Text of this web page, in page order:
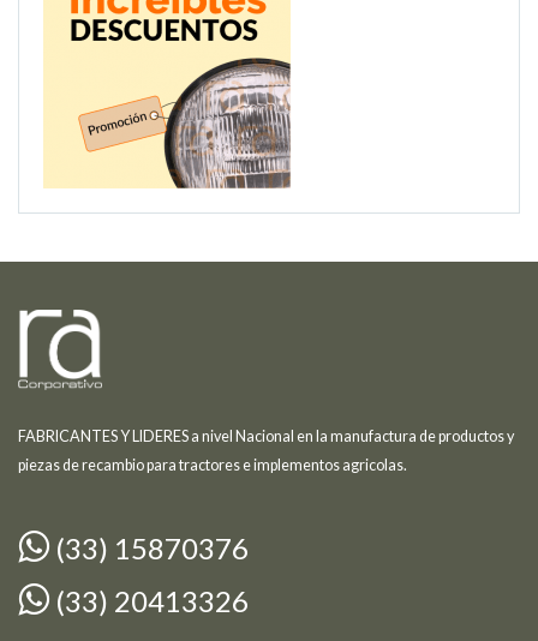
FABRICANTES Y LIDERES a nivel Nacional en la manufactura de productos y
piezas de recambio para tractores e implementos agricolas.
(33) 15870376
(33) 20413326